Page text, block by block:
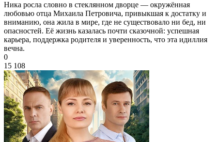
Ника росла словно в стеклянном дворце — окружённая
любовью отца Михаила Петровича, привыкшая к достатку и
вниманию, она жила в мире, где не существовало ни бед, ни
опасностей. Её жизнь казалась почти сказочной: успешная
карьера, поддержка родителя и уверенность, что эта идиллия
вечна.
0
15 108